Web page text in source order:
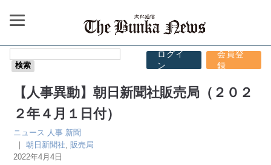
ログイ
ン
会員登
録
【人事異動】朝日新聞社販売局（２０２
２年４月１日付）
ニュース 人事 新聞
｜朝日新聞社 ,販売局
2022年4月4日